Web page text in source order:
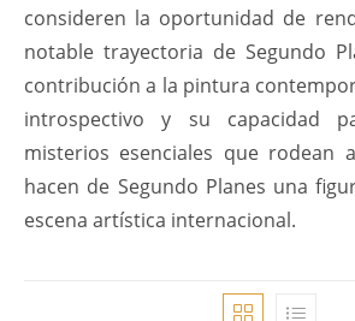
consideren la oportunidad de
notable trayectoria de Segundo
contribución a la pintura
introspectivo y su capacidad
misterios esenciales que rodean
hacen de Segundo Planes una
escena artística internacional.